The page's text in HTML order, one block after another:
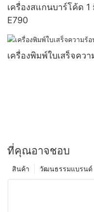
เครื่องสแกนบาร์โค้ด
E790
เครื่องพิมพ์ใบเสร็จคว
ที่คุณอาจชอบ
วัฒนธรรมแบรนด์
สินค้า